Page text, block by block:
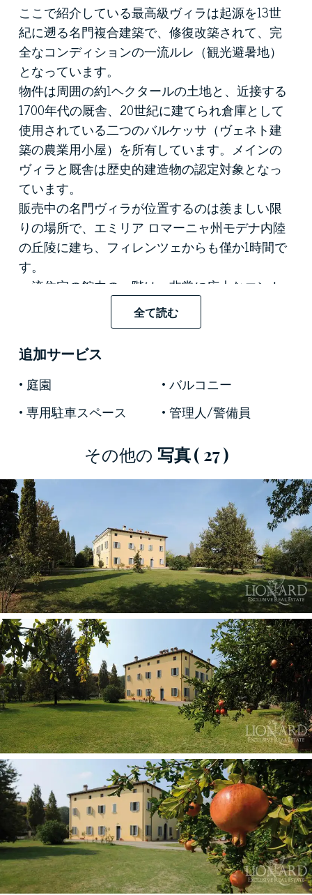
ここで紹介している最高級ヴィラは起源を13世
紀に遡る名門複合建築で、修復改築されて、完
全なコンディションの一流ルレ（観光避暑地）
となっています。
物件は周囲の約1ヘクタールの土地と、近接する
1700年代の厩舎、20世紀に建てられ倉庫として
使用されている二つのバルケッサ（ヴェネト建
築の農業用小屋）を所有しています。メインの
ヴィラと厩舎は歴史的建造物の認定対象となっ
ています。
販売中の名門ヴィラが位置するのは羨ましい限
りの場所で、エミリア ロマーニャ州モデナ内陸
の丘陵に建ち、フィレンツェからも僅か1時間で
す。
一流住宅の館内の一階は、非常に広大なエント
ランスを抜けると美しいリビングと大きなキッ
チンがあります。また、エレガントな読書ルー
ム、朝昼食用のサロンも備わっています。
各階はメイン階段と従業員用階段、エレベータ
ーでつながっています。
上階へ上がるとナイトゾーンがあり、二階には
それぞれに設備の整った広い専用バスルームが
付いた大きく美しい七つの寝室があります。三
階には三つの寝室があり、こちらも専用バスル
ーム付きです。この階には45平米のスイートル
ームと心地良いビリヤードルームもあります。
客室はセンスの良いインテリアで飾られ、専用
バスルームの他にもテレビとエアコンなど全て
の快適さが備わっています。
このヴィラの価値の高さは、2010年にここで、
映画“Consonanza imperfetta”が撮影されていること
でも証明出来ます。
販売中の魅惑的なアンティークなヴィラを眺め
ると、すぐに、貴重な建築要素が慎重に保存さ
れて来たことに気が付くでしょう。天井の多く
に残るフレスコ画、柔らかく温かい色調で装飾
された壁。部屋の色調が五感を刺激してくれま
す。
各部屋ごとに独特のスタイルで装飾されてお
り、温かい木のトーンとクラシックなインテリ
アから、最先端のモダンさを求める人まで、
様々なタイプの顧客の好みや要望に対応出来る
ようになっています。
全て読む
追加サービス
庭園
バルコニー
専用駐車スペース
管理人/警備員
その他の 写真( 27 )